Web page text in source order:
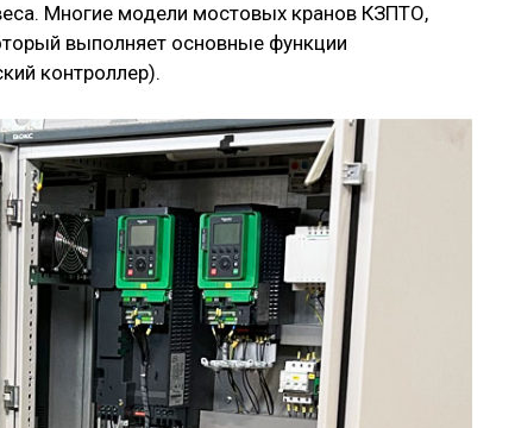
Многие модели мостовых кранов КЗПТО,
выполняет основные функции
контроллер).